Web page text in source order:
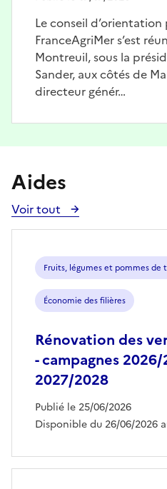
Le conseil
FranceAgriMer s’est
Montreuil, sous la
Sander, aux côtés de
directeur génér…
Aides
Voir tout
Voir
toutes
aides
Fruits, légumes et pommes de
Économie des filières
Rénovation des
- campagnes
2027/2028
Publié le 25/06/2026
Disponible du 26/06/2026